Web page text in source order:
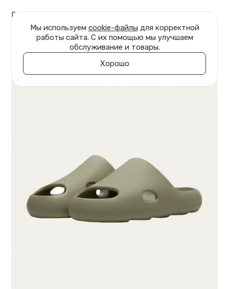
Главная Обувь Слайды Talc
Мы используем cookie-файлы для корректной
работы сайта. С их помощью мы улучшаем
обслуживание и товары.
Хорошо